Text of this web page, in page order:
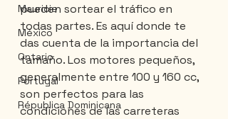
Mauricie
México
Ontario
Portugal
Républica Dominicana
pueden sortear el tráfico en
todas partes. Es aquí donde te
das cuenta de la importancia del
tamaño. Los motores pequeños,
generalmente entre 100 y 160 cc,
son perfectos para las
condiciones de las carreteras